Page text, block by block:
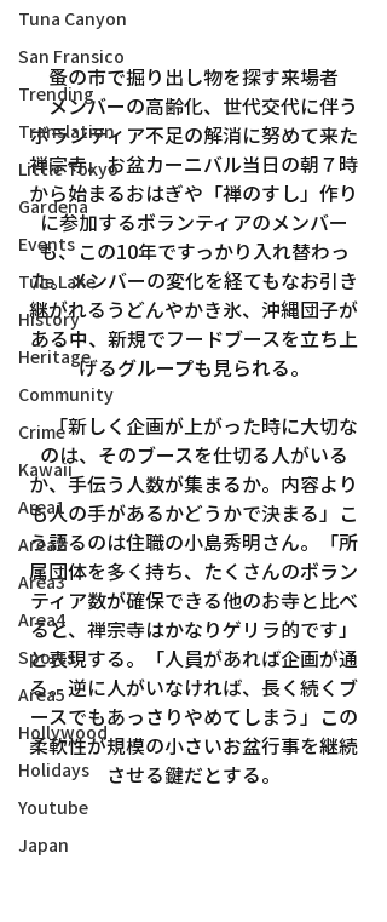
Tuna Canyon
San Fransico
Trending
Translation
Little Tokyo
Gardena
Events
Tule Lake
History
Heritage
Community
Crime
Kawaii
Area1
Area2
Area3
Area4
Sports
Area5
Hollywood
Holidays
Youtube
Japan
蚤の市で掘り出し物を探す来場者
メンバーの高齢化、世代交代に伴う
ボランティア不足の解消に努めて来た
禅宗寺。お盆カーニバル当日の朝７時
から始まるおはぎや「禅のすし」作り
に参加するボランティアのメンバー
も、この10年ですっかり入れ替わっ
た。メンバーの変化を経てもなお引き
継がれるうどんやかき氷、沖縄団子が
ある中、新規でフードブースを立ち上
げるグループも見られる。
「新しく企画が上がった時に大切な
のは、そのブースを仕切る人がいる
か、手伝う人数が集まるか。内容より
も人の手があるかどうかで決まる」こ
う語るのは住職の小島秀明さん。「所
属団体を多く持ち、たくさんのボラン
ティア数が確保できる他のお寺と比べ
ると、禅宗寺はかなりゲリラ的です」
と表現する。「人員があれば企画が通
る。逆に人がいなければ、長く続くブ
ースでもあっさりやめてしまう」この
柔軟性が規模の小さいお盆行事を継続
させる鍵だとする。